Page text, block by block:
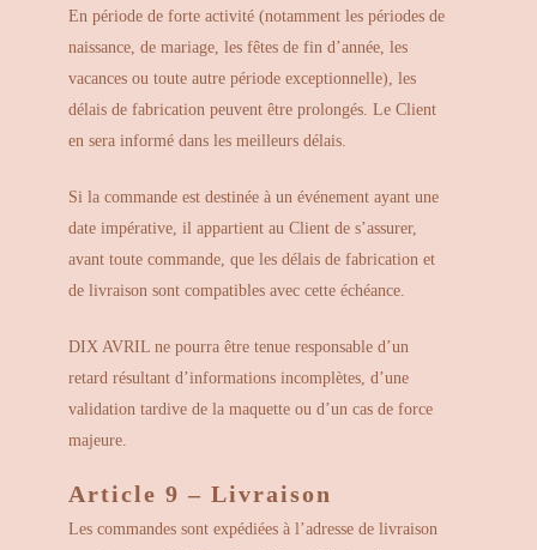
En période de forte activité (notamment les périodes de
naissance, de mariage, les fêtes de fin d’année, les
vacances ou toute autre période exceptionnelle), les
délais de fabrication peuvent être prolongés. Le Client
en sera informé dans les meilleurs délais.
Si la commande est destinée à un événement ayant une
date impérative, il appartient au Client de s’assurer,
avant toute commande, que les délais de fabrication et
de livraison sont compatibles avec cette échéance.
DIX AVRIL ne pourra être tenue responsable d’un
retard résultant d’informations incomplètes, d’une
validation tardive de la maquette ou d’un cas de force
majeure.
Article 9 – Livraison
Les commandes sont expédiées à l’adresse de livraison